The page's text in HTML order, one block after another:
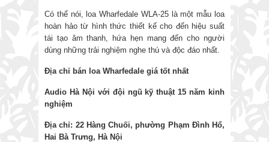
Có thể nói, loa Wharfedale WLA-25 là một mẫu loa
hoàn hảo từ hình thức thiết kế cho đến hiệu suất
tái tạo âm thanh, hứa hẹn mang đến cho người
dùng những trải nghiệm nghe thú và độc đáo nhất.
Địa chỉ bán loa Wharfedale giá tốt nhất
Audio Hà Nội với đội ngũ kỹ thuật 15 năm kinh
nghiệm
Địa chỉ: 22 Hàng Chuối, phường Phạm Đình Hổ,
Hai Bà Trưng, Hà Nội